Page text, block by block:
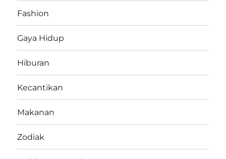
Fashion
Gaya Hidup
Hiburan
Kecantikan
Makanan
Zodiak